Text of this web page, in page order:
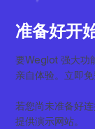
准备好开
要Weglot 强大功
亲自体验。立即
若您尚未准备好
提供演示网站。